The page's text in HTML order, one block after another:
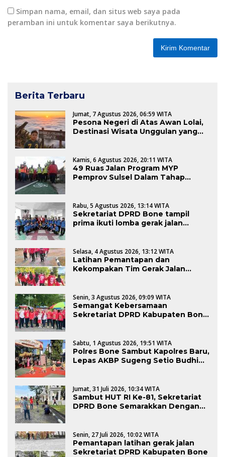
Simpan nama, email, dan situs web saya pada
peramban ini untuk komentar saya berikutnya.
Berita Terbaru
Jumat, 7 Agustus 2026, 06:59 WITA
Pesona Negeri di Atas Awan Lolai,
Destinasi Wisata Unggulan yang
Kamis, 6 Agustus 2026, 20:11 WITA
49 Ruas Jalan Program MYP
Pemprov Sulsel Dalam Tahap
Rabu, 5 Agustus 2026, 13:14 WITA
Sekretariat DPRD Bone tampil
prima ikuti lomba gerak jalan
Selasa, 4 Agustus 2026, 13:12 WITA
Latihan Pemantapan dan
Kekompakan Tim Gerak Jalan
Senin, 3 Agustus 2026, 09:09 WITA
Semangat Kebersamaan
Sekretariat DPRD Kabupaten Bone
Sabtu, 1 Agustus 2026, 19:51 WITA
Polres Bone Sambut Kapolres Baru,
Lepas AKBP Sugeng Setio Budhi
Jumat, 31 Juli 2026, 10:34 WITA
Sambut HUT RI Ke-81, Sekretariat
DPRD Bone Semarakkan Dengan
Senin, 27 Juli 2026, 10:02 WITA
Pemantapan latihan gerak jalan
Sekretariat DPRD Kabupaten Bone